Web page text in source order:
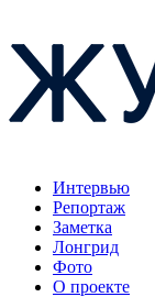
Интервью
Репортаж
Заметка
Лонгрид
Фото
О проекте